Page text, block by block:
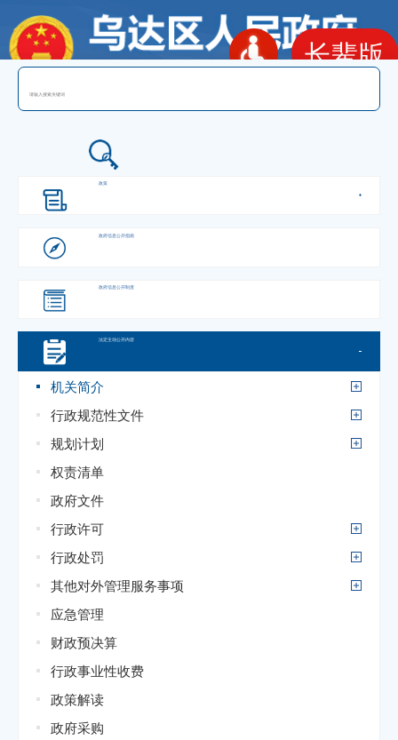
长辈版
政策
政府信息公开指南
政府信息公开制度
法定主动公开内容
机关简介
行政规范性文件
规划计划
权责清单
政府文件
行政许可
行政处罚
其他对外管理服务事项
应急管理
财政预决算
行政事业性收费
政策解读
政府采购